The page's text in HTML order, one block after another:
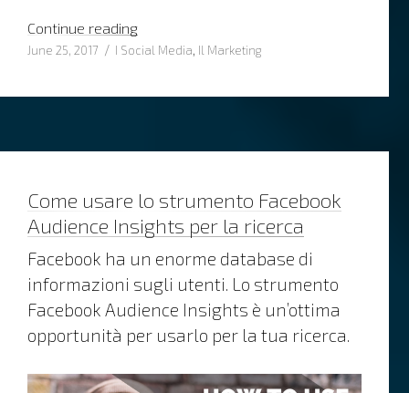
Continue reading“L’opportunità di marketing dietro la
Posted
June 25, 2017 Categories
I Social Media, Il Marketing
Come usare lo strumento Facebook
Audience Insights per la ricerca
Facebook ha un enorme database di
informazioni sugli utenti. Lo strumento
Facebook Audience Insights è un’ottima
opportunità per usarlo per la tua ricerca.